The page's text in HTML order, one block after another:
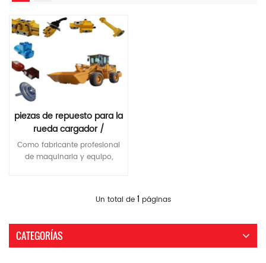
piezas de repuesto para la
rueda cargador /
Construcción equipo
Como fabricante profesional
de maquinaria y equipo,
repuesto de equipos de
proporcionarle nuevos
motores diesel, Motores
Un total de 1 páginas
CATEGORÍAS